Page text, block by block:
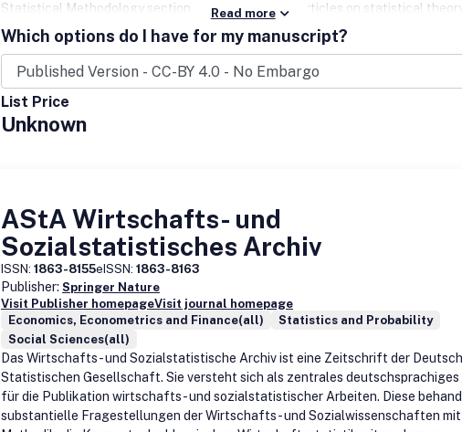
Statistical Methodology section publishes original articles on statistical
methodological developments. The contributions should provide novel material.
Articles on probability or formal methods are welcome if they take a statistical
practical problem as a starting point. Statistical Reviews:The Statistical Review
section welcomes
Read more
Which options do I have for my manuscript?
List Price
Unknown
AStA Wirtschafts- und
Sozialstatistisches Archiv
ISSN: 1863-8155eISSN: 1863-8163
Publisher: Springer Nature
Visit Publisher homepageVisit journal homepage
Economics, Econometrics and Finance(all)
Statistics and Probability
Social Sciences(all)
Das Wirtschafts- und Sozialstatistische Archiv ist eine Zeitschrift der
Statistischen Gesellschaft. Sie versteht sich als zentrales deutschsprachiges
für die Publikation wirtschafts- und sozialstatistischer Arbeiten. Diese
substantielle Fragestellungen der Wirtschafts- und Sozialwissenschaften mit